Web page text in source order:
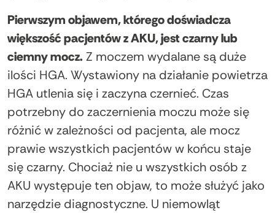
Pierwszym objawem, którego doświadcza
większość pacjentów z AKU, jest czarny lub
ciemny mocz.Z moczem wydalane są duże
ilości HGA. Wystawiony na działanie powietrza
HGA utlenia się i zaczyna czernieć. Czas
potrzebny do zaczernienia moczu może się
różnić w zależności od pacjenta, ale mocz
prawie wszystkich pacjentów w końcu staje
się czarny. Chociaż nie u wszystkich osób z
AKU występuje ten objaw, to może służyć jako
narzędzie diagnostyczne. U niemowląt